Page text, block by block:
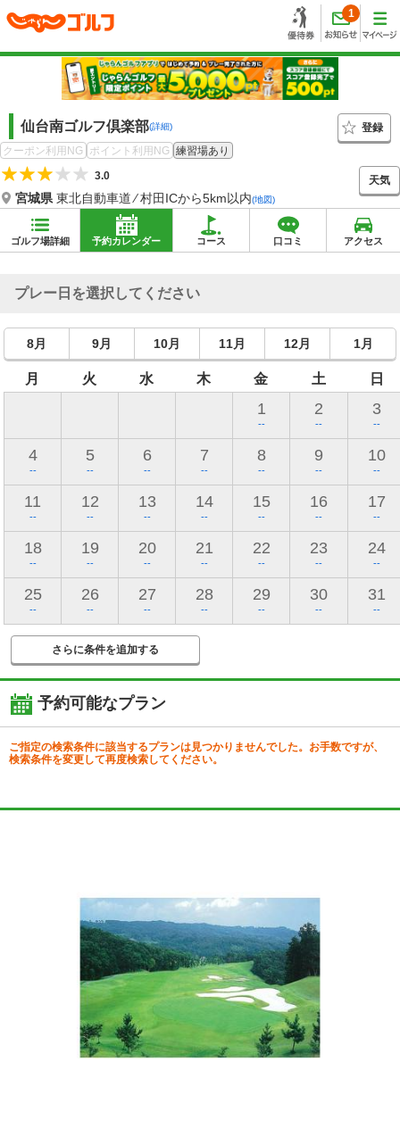
1
仙台南ゴルフ倶楽部(詳細)
登録
クーポン利用NG
ポイント利用NG 練習場あり
3.0
宮城県東北自動車道 ⁄ 村田ICから5km以内(地図)
天気
ゴルフ場詳細 予約カレンダー コース 口コミ アクセス
プレー日を選択してください
8月 9月 10月 11月 12月 1月
月 火 水 木 金 土 日
1
--
2
--
3
--
4
--
5
--
6
--
7
--
8
--
9
--
10
--
11
--
12
--
13
--
14
--
15
--
16
--
17
--
18
--
19
--
20
--
21
--
22
--
23
--
24
--
25
--
26
--
27
--
28
--
29
--
30
--
31
--
さらに条件を追加する
予約可能なプラン
ご指定の検索条件に該当するプランは見つかりませんでした。お手数ですが、
検索条件を変更して再度検索してください。